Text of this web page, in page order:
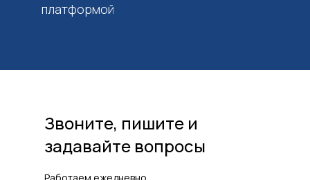
платформой
Звоните, пишите и
задавайте вопросы